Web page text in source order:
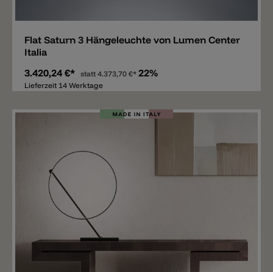
Flat Saturn 3 Hängeleuchte von Lumen Center
Italia
3.420,24 €* statt4.373,70 €* 22%
Lieferzeit 14 Werktage